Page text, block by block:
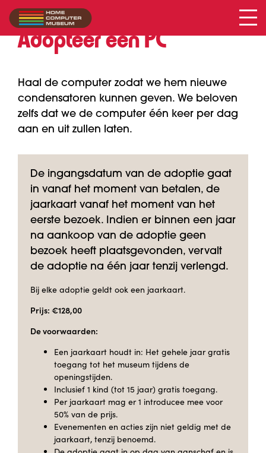
Adopteer een PC
Haal de computer zodat we hem nieuwe
condensatoren kunnen geven. We beloven
zelfs dat we de computer één keer per dag
aan en uit zullen laten.
De ingangsdatum van de adoptie gaat
in vanaf het moment van betalen, de
jaarkaart vanaf het moment van het
eerste bezoek. Indien er binnen een jaar
na aankoop van de adoptie geen
bezoek heeft plaatsgevonden, vervalt
de adoptie na één jaar tenzij verlengd.
Bij elke adoptie geldt ook een jaarkaart.
Prijs: €128,00
De voorwaarden:
Een jaarkaart houdt in: Het gehele jaar gratis
toegang tot het museum tijdens de
openingstijden.
Inclusief 1 kind (tot 15 jaar) gratis toegang.
Per jaarkaart mag er 1 introducee mee voor
50% van de prijs.
Evenementen en acties zijn niet geldig met de
jaarkaart, tenzij benoemd.